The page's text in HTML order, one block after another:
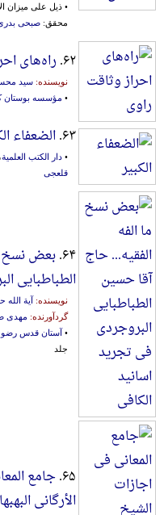
• ذیل علی میزان
محقق: صبحی
۶۲. راه‌های
نویسنده: سید
• مؤسسه بوستان
۶۳. الضعفاء
• دار الکتب العلمیة
قلعجی
۶۴. بعض نسخ
الطباطبایی
نویسنده: آیة
گردآورنده: مهدی
• آستان قدس
جلد
۶۵. جامع
الأرگانی